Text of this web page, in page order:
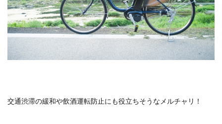
交通渋滞の緩和や飲酒運転防止にも役立ちそうなメルチャリ！